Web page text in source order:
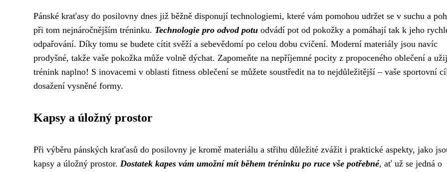
Pánské kraťasy do posilovny dnes již běžně disponují technologiemi, které vám pomohou udržet se v suchu a
při tom nejnáročnějším tréninku. Technologie pro odvod potu odvádí pot od pokožky a pomáhají tak k jeho
odpařování. Díky tomu se budete cítit svěží a sebevědomí po celou dobu cvičení. Moderní materiály jsou navíc
prodyšné, takže vaše pokožka může volně dýchat. Zapomeňte na nepříjemné pocity z propoceného oblečení a
trénink naplno! S inovacemi v oblasti fitness oblečení se můžete soustředit na to nejdůležitější – vaše sportovní
dosažení vysněné formy.
Kapsy a úložný prostor
Při výběru pánských kraťasů do posilovny je kromě materiálu a střihu důležité zvážit i praktické aspekty, jako
kapsy a úložný prostor. Dostatek kapes vám umožní mít během tréninku po ruce vše potřebné, ať už se jedná o